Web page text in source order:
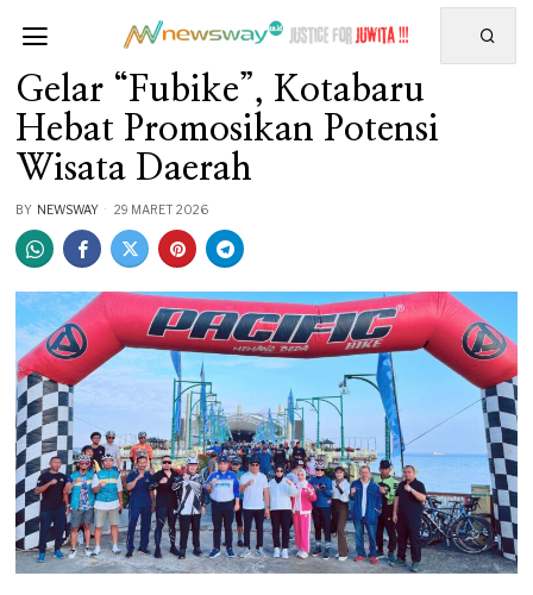
Gelar “Fubike”, Kotabaru
Hebat Promosikan Potensi
Wisata Daerah
BY NEWSWAY 29 MARET 2026